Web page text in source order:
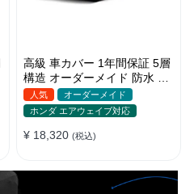
高級 車カバー 1年間保証 5層
構造 オーダーメイド 防水 裏
起毛 台風対策 黄砂対策 車種
専用
人気
オーダーメイド
ホンダ エアウェイブ対応
¥ 18,320 (税込)